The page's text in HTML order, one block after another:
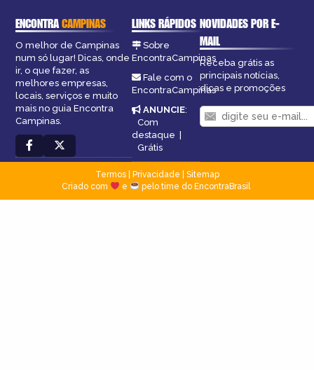
ENCONTRACAMPINAS
O melhor de Campinas
num só lugar! Dicas, onde
ir, o que fazer, as
melhores empresas,
locais, serviços e muito
mais no guia Encontra
Campinas.
LINKS RÁPIDOS
Sobre
EncontraCampinas
Fale com o
EncontraCampinas
ANUNCIE:
Com
destaque |
Grátis
NOVIDADES POR E-
MAIL
Receba grátis as
principais notícias,
dicas e promoções
Termos| Privacidade
Sitemap
Criado com
e pelo time do EncontraBrasil